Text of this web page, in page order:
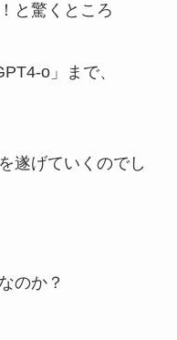
と驚くところ
o」まで、
遂げていくのでし
のか？